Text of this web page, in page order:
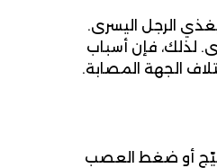
الرجل اليسرى.
لذلك، فإن أسباب
الجهة المصابة.
أو ضغط العصب